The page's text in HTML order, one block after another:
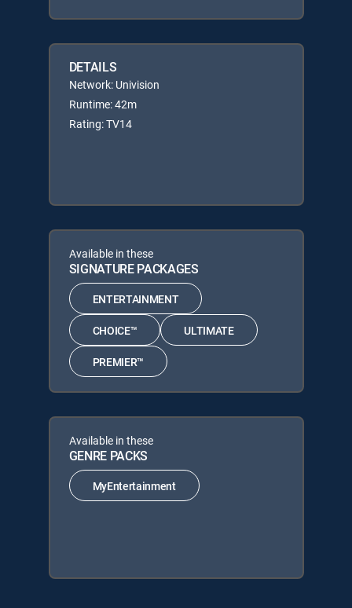
DETAILS
Network: Univision
Runtime: 42m
Rating: TV14
Available in these
SIGNATURE PACKAGES
ENTERTAINMENT
CHOICE™ ULTIMATE
PREMIER™
Available in these
GENRE PACKS
MyEntertainment